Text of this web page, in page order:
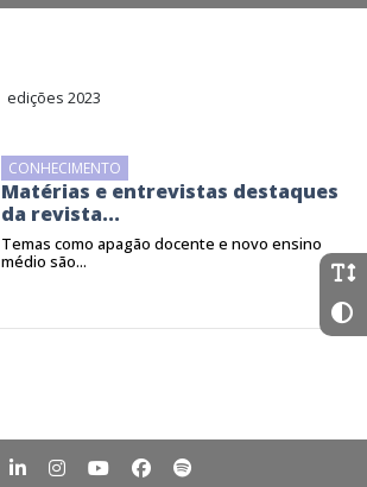
edições 2023
CONHECIMENTO
Matérias e entrevistas destaques
da revista...
Temas como apagão docente e novo ensino
médio são...